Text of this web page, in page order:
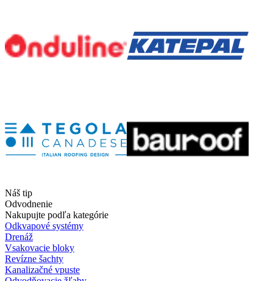
Náš tip
Odvodnenie
Nakupujte podľa kategórie
Odkvapové systémy
Drenáž
Vsakovacie bloky
Revízne šachty
Kanalizačné vpuste